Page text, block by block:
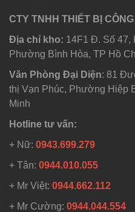
CTY TNHH THIẾT BỊ
Địa chỉ kho: 14F1 Đ. Số 47,
Phường Bình Hòa, TP Hồ
Văn Phòng Đại Diện: 81
thị Vạn Phúc, Phường Hiệp
Minh
Hotline tư vấn:
+ Nữ: 0943.699.279
+ Tân: 0944.010.055
+ Mr Việt: 0944.662.112
+ Mr Cường: 0944.044.554